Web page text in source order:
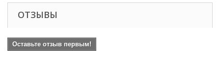
ОТЗЫВЫ
Оставьте отзыв первым!